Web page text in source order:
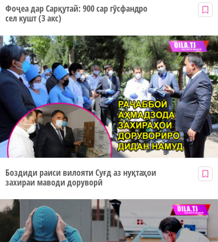
Фоҷеа дар Сарқутай: 900 сар гӯсфандро
сел кушт (3 акс)
Боздиди раиси вилояти Суғд аз нуқтаҳои
захираи маводи доруворӣ